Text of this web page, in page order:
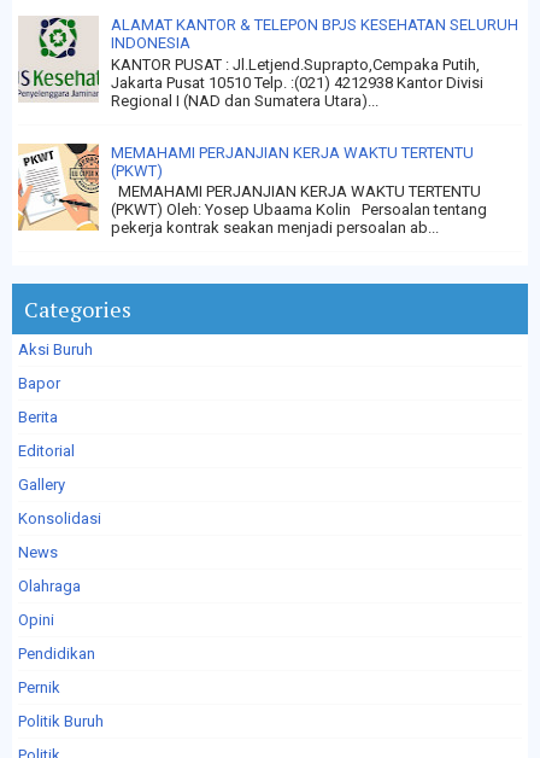
ALAMAT KANTOR & TELEPON BPJS KESEHATAN SELURUH
INDONESIA
KANTOR PUSAT : Jl.Letjend.Suprapto,Cempaka Putih,
Jakarta Pusat 10510 Telp. :(021) 4212938 Kantor Divisi
Regional I (NAD dan Sumatera Utara)...
MEMAHAMI PERJANJIAN KERJA WAKTU TERTENTU
(PKWT)
MEMAHAMI PERJANJIAN KERJA WAKTU TERTENTU
(PKWT) Oleh: Yosep Ubaama Kolin Persoalan tentang
pekerja kontrak seakan menjadi persoalan ab...
Categories
Aksi Buruh
Bapor
Berita
Editorial
Gallery
Konsolidasi
News
Olahraga
Opini
Pendidikan
Pernik
Politik Buruh